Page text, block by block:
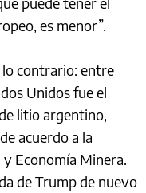
es menor”.
lo contrario: entre
Unidos fue el
litio argentino,
acuerdo a la
Economía Minera.
de Trump de nuevo